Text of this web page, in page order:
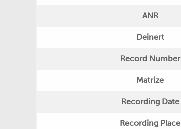
ANR
Deinert
Record Number
Matrize
Recording Date
Recording Place